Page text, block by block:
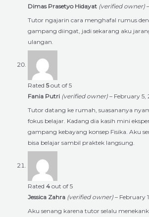
Dimas Prasetyo Hidayat (verified owner) –
Tutor ngajarin cara menghafal rumus
gampang diingat, jadi sekarang aku
ulangan.
Rated 5out of 5
Fania Putri (verified owner) – February 5,
Tutor datang ke rumah, suasananya
fokus belajar. Kadang dia kasih mini
gampang kebayang konsep Fisika. Aku
bisa belajar sambil praktek langsung.
Rated 4 out of 5
Jessica Zahra (verified owner) – February
Aku senang karena tutor selalu